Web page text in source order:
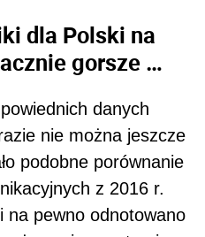
dla Polski na
gorsze …
danych
nie można jeszcze
podobne porównanie
z 2016 r.
na pewno odnotowano